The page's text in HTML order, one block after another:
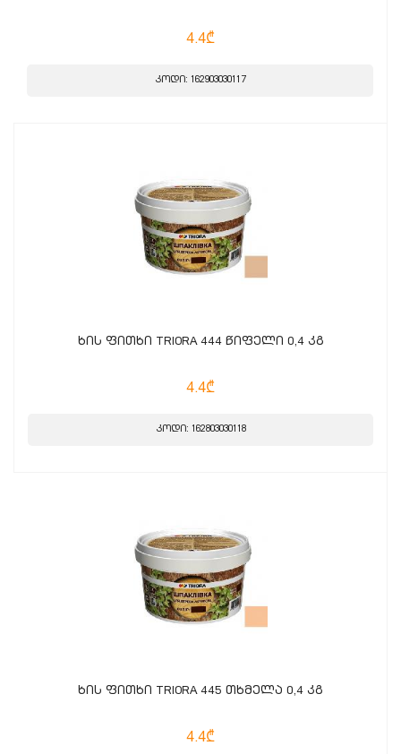
4.4₾
კოდი: 162903030117
ხის ფითხი TRIORA 444 წიფელი 0,4 კგ
4.4₾
კოდი: 162803030118
ხის ფითხი TRIORA 445 თხმელა 0,4 კგ
4.4₾